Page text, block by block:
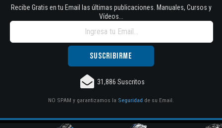
Recibe Gratis en tu Email las últimas publicaciones. Manuales, Cursos y
Vídeos...
31,886 Suscritos
NO SPAM y garantizamos la Seguridad de su Email.